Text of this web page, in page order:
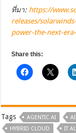
ที่มา: https://
releases/
power-the-next-
Share this:
Tags AGENTIC AI
HYBRID CLOUD
IT